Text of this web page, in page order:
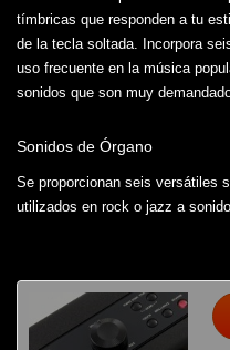
tímbricas que responden a tu
de la tecla soltada. Incorpora
uso frecuente en la música
sonidos que son muy
Sonidos de Órgano
Se proporcionan seis versátiles
utilizados en rock o jazz a